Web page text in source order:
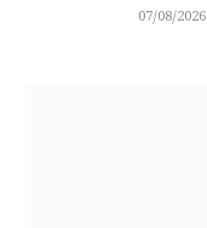
07/08/2026